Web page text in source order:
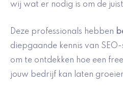
wij wat er nodig is om de
Deze professionals hebben
diepgaande kennis van
om te ontdekken hoe een
jouw bedrijf kan laten